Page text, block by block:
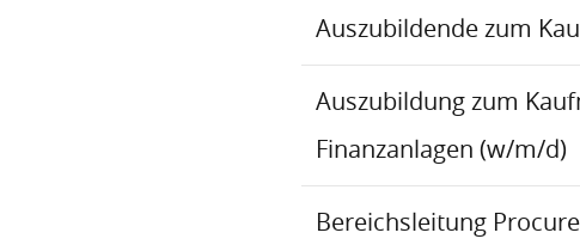
Auszubildende zum
Auszubildung zum
Finanzanlagen (w/m/d)
Bereichsleitung